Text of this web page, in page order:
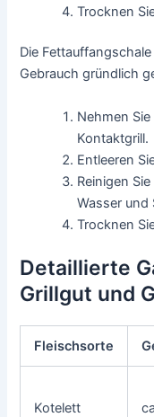
Trocknen
Die
Gebrauch gründlich
Nehmen
Kontaktgrill.
Entleeren
Reinigen
Wasser und
Trocknen
Detaillierte
Grillgut und
Fleischsorte
Kotelett